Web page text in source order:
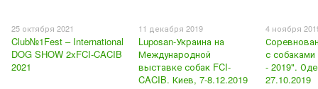
25 октября 2021
Club№1Fest – International
DOG SHOW 2xFCI-CACIB
2021
11 декабря 2019
Luposan-Украина на
Международной
выставке собак FCI-
CACIB. Киев, 7-8.12.2019
4 ноября
с
- 2019".
27.10.2019